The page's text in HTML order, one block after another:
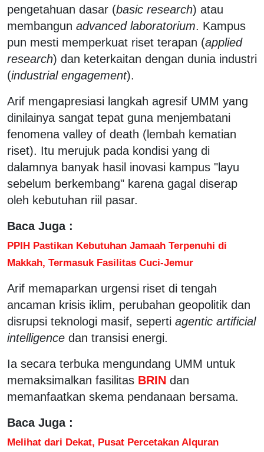
pengetahuan dasar (basic research) atau
membangun advanced laboratorium. Kampus
pun mesti memperkuat riset terapan (applied
research) dan keterkaitan dengan dunia industri
(industrial engagement).
Arif mengapresiasi langkah agresif UMM yang
dinilainya sangat tepat guna menjembatani
fenomena valley of death (lembah kematian
riset). Itu merujuk pada kondisi yang di
dalamnya banyak hasil inovasi kampus "layu
sebelum berkembang" karena gagal diserap
oleh kebutuhan riil pasar.
Baca Juga :
PPIH Pastikan Kebutuhan Jamaah Terpenuhi di
Makkah, Termasuk Fasilitas Cuci-Jemur
Arif memaparkan urgensi riset di tengah
ancaman krisis iklim, perubahan geopolitik dan
disrupsi teknologi masif, seperti agentic artificial
intelligence dan transisi energi.
Ia secara terbuka mengundang UMM untuk
memaksimalkan fasilitas BRIN dan
memanfaatkan skema pendanaan bersama.
Baca Juga :
Melihat dari Dekat, Pusat Percetakan Alquran